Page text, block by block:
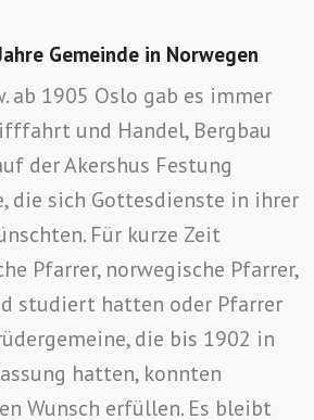
Gemeinde in Norwegen
ab 1905 Oslo gab es immer
und Handel, Bergbau
der Akershus Festung
die sich Gottesdienste in ihrer
Für kurze Zeit
Pfarrer, norwegische Pfarrer,
studiert hatten oder Pfarrer
die bis 1902 in
hatten, konnten
Wunsch erfüllen. Es bleibt